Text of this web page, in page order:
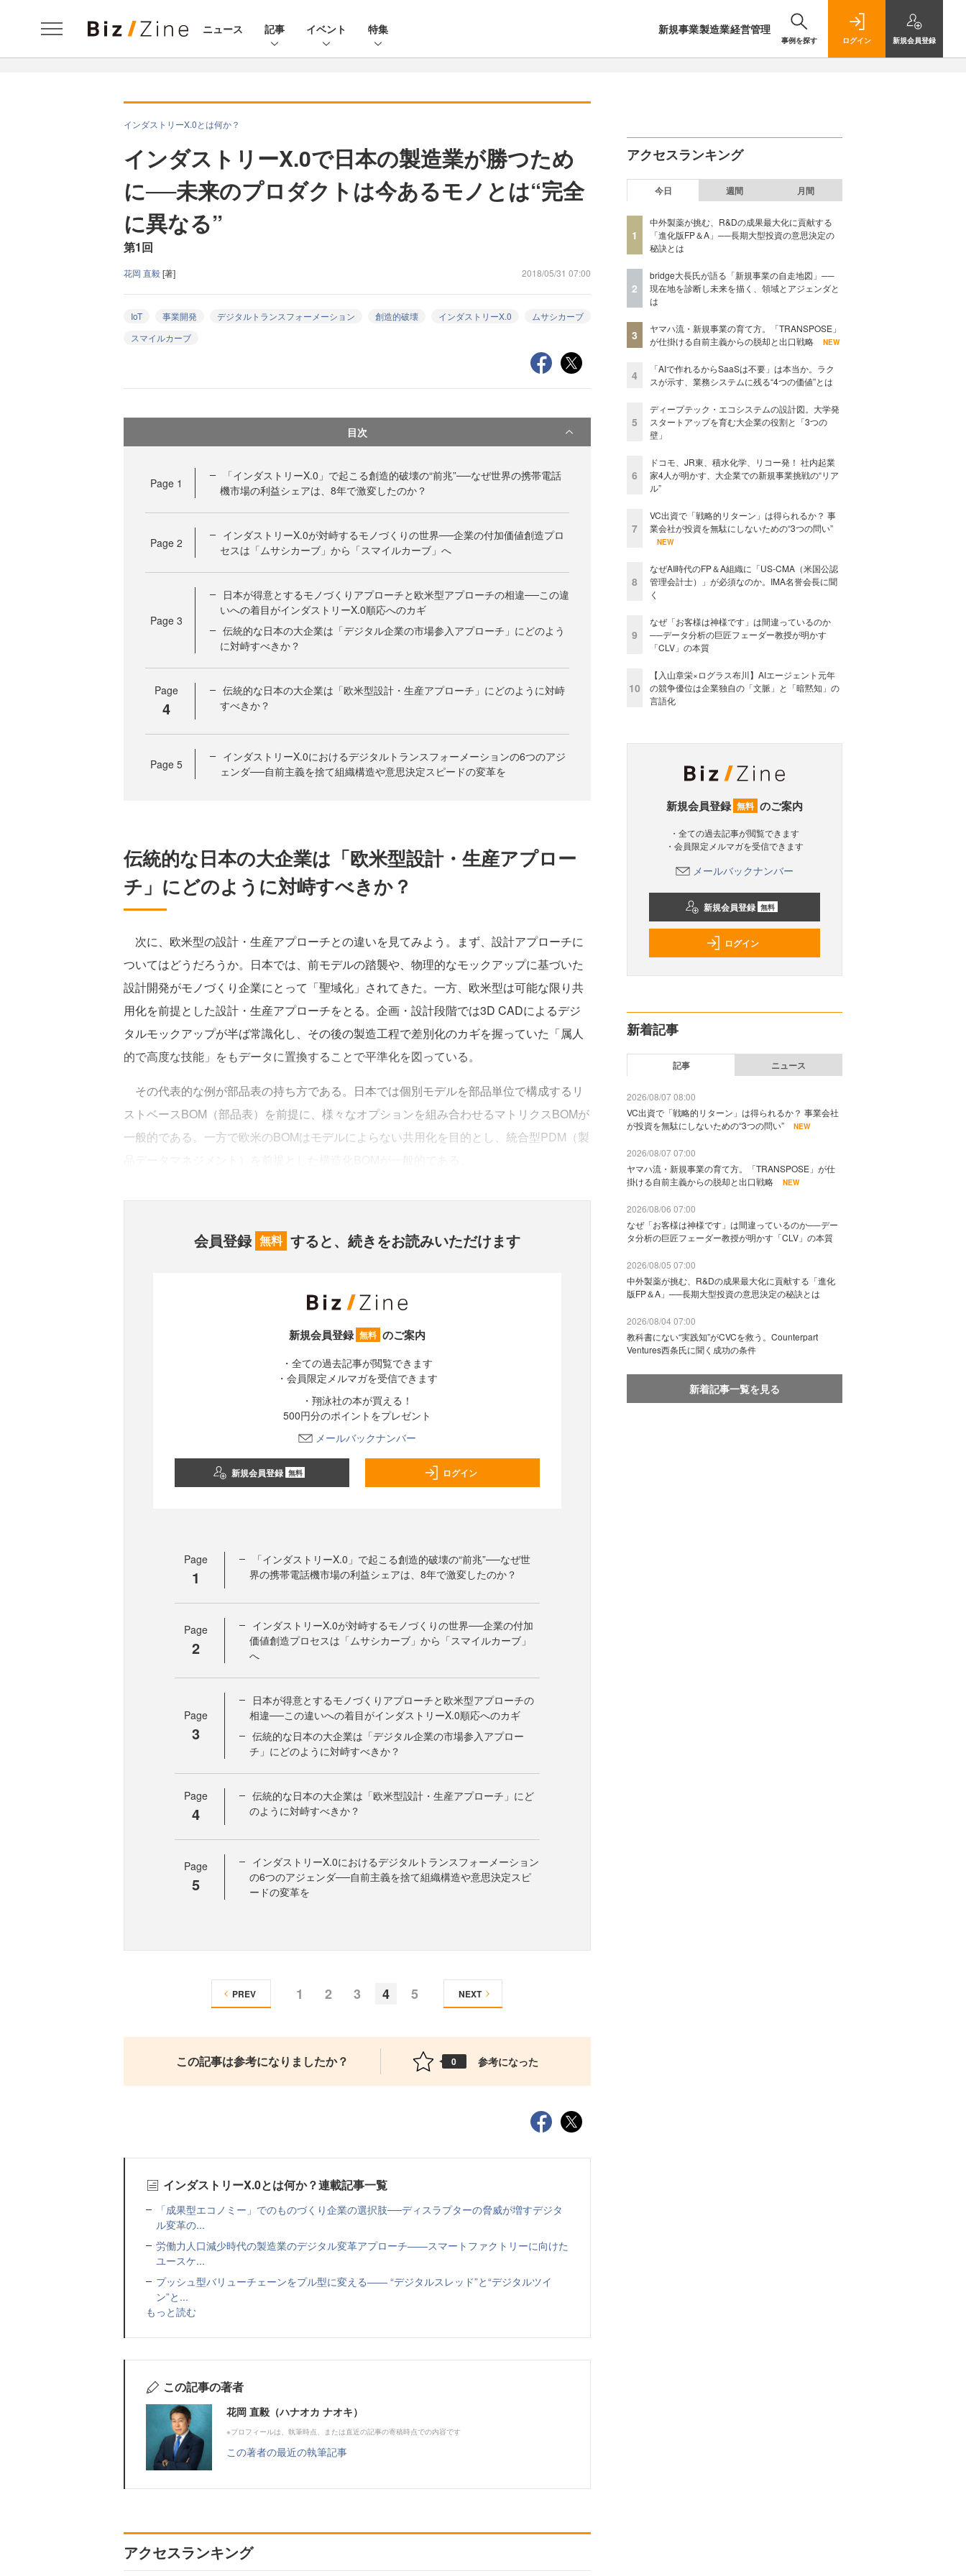
ニュース 記事 イベント 特集 新規事業製造業経営管理
事例を探す ログイン 新規会員登録
インダストリーX.0とは何か？
インダストリーX.0で日本の製造業が勝つため
に──未来のプロダクトは今あるモノとは“完全
に異なる”
第1回
花岡 直毅[著] 2018/05/31 07:00
IoT 事業開発 デジタルトランスフォーメーション 創造的破壊 インダストリーX.0
ムサシカーブ
スマイルカーブ
目次
Page 1
「インダストリーX.0」で起こる創造的破壊の“前兆”──なぜ世界の携帯電話
機市場の利益シェアは、8年で激変したのか？
Page 2
インダストリーX.0が対峙するモノづくりの世界──企業の付加価値創造プロ
セスは「ムサシカーブ」から「スマイルカーブ」へ
Page 3
日本が得意とするモノづくりアプローチと欧米型アプローチの相違──この違
いへの着目がインダストリーX.0順応へのカギ
伝統的な日本の大企業は「デジタル企業の市場参入アプローチ」にどのよう
に対峙すべきか？
Page
4
伝統的な日本の大企業は「欧米型設計・生産アプローチ」にどのように対峙
すべきか？
Page 5
インダストリーX.0におけるデジタルトランスフォーメーションの6つのアジ
ェンダ──自前主義を捨て組織構造や意思決定スピードの変革を
伝統的な日本の大企業は「欧米型設計・生産アプロー
チ」にどのように対峙すべきか？
次に、欧米型の設計・生産アプローチとの違いを見てみよう。まず、設計アプローチに
ついてはどうだろうか。日本では、前モデルの踏襲や、物理的なモックアップに基づいた
設計開発がモノづくり企業にとって「聖域化」されてきた。一方、欧米型は可能な限り共
用化を前提とした設計・生産アプローチをとる。企画・設計段階では3D CADによるデジ
タルモックアップが半ば常識化し、その後の製造工程で差別化のカギを握っていた「属人
的で高度な技能」をもデータに置換することで平準化を図っている。
その代表的な例が部品表の持ち方である。日本では個別モデルを部品単位で構成するリ
ストベースBOM（部品表）を前提に、様々なオプションを組み合わせるマトリクスBOMが
一般的である。一方で欧米のBOMはモデルによらない共用化を目的とし、統合型PDM（製
会員登録 無料 すると、続きをお読みいただけます
新規会員登録 無料 のご案内
・全ての過去記事が閲覧できます
・会員限定メルマガを受信できます
・翔泳社の本が買える！
500円分のポイントをプレゼント
メールバックナンバー
新規会員登録 無料 ログイン
Page
1
「インダストリーX.0」で起こる創造的破壊の“前兆”──なぜ世
界の携帯電話機市場の利益シェアは、8年で激変したのか？
Page
2
インダストリーX.0が対峙するモノづくりの世界──企業の付加
価値創造プロセスは「ムサシカーブ」から「スマイルカーブ」
へ
Page
3
日本が得意とするモノづくりアプローチと欧米型アプローチの
相違──この違いへの着目がインダストリーX.0順応へのカギ
伝統的な日本の大企業は「デジタル企業の市場参入アプロー
チ」にどのように対峙すべきか？
Page
4
伝統的な日本の大企業は「欧米型設計・生産アプローチ」にど
のように対峙すべきか？
Page
5
インダストリーX.0におけるデジタルトランスフォーメーション
の6つのアジェンダ──自前主義を捨て組織構造や意思決定スピ
ードの変革を
1 2 3 4 5
PREV NEXT
この記事は参考になりましたか？ 0 参考になった
インダストリーX.0とは何か？連載記事一覧
「成果型エコノミー」でのものづくり企業の選択肢──ディスラプターの脅威が増すデジタ
ル変革の...
労働力人口減少時代の製造業のデジタル変革アプローチ――スマートファクトリーに向けた
ユースケ...
プッシュ型バリューチェーンをプル型に変える―― “デジタルスレッド”と“デジタルツイ
ン”と...
もっと読む
この記事の著者
花岡 直毅（ハナオカ ナオキ）
※プロフィールは、執筆時点、または直近の記事の寄稿時点での内容です
この著者の最近の執筆記事
アクセスランキング
アクセスランキング
今日 週間 月間
1
中外製薬が挑む、R&Dの成果最大化に貢献する
「進化版FP＆A」──長期大型投資の意思決定の
秘訣とは
2
bridge大長氏が語る「新規事業の自走地図」──
現在地を診断し未来を描く、領域とアジェンダと
は
3
ヤマハ流・新規事業の育て方。「TRANSPOSE」
が仕掛ける自前主義からの脱却と出口戦略
NEW
4
「AIで作れるからSaaSは不要」は本当か。ラク
スが示す、業務システムに残る“4つの価値”とは
5
ディープテック・エコシステムの設計図。大学発
スタートアップを育む大企業の役割と「3つの
壁」
6
ドコモ、JR東、積水化学、リコー発！ 社内起業
家4人が明かす、大企業での新規事業挑戦の“リア
ル”
7
VC出資で「戦略的リターン」は得られるか？ 事
業会社が投資を無駄にしないための“3つの問い”
NEW
8
なぜAI時代のFP＆A組織に「US-CMA（米国公認
管理会計士）」が必須なのか。IMA名誉会長に聞
く
9
なぜ「お客様は神様です」は間違っているのか
──データ分析の巨匠フェーダー教授が明かす
「CLV」の本質
10
【入山章栄×ログラス布川】AIエージェント元年
の競争優位は企業独自の「文脈」と「暗黙知」の
言語化
新規会員登録 無料 のご案内
・全ての過去記事が閲覧できます
・会員限定メルマガを受信できます
メールバックナンバー
新規会員登録 無料
ログイン
新着記事
記事 ニュース
2026/08/07 08:00
VC出資で「戦略的リターン」は得られるか？ 事業会社
が投資を無駄にしないための“3つの問い”
NEW
2026/08/07 07:00
ヤマハ流・新規事業の育て方。「TRANSPOSE」が仕
掛ける自前主義からの脱却と出口戦略
NEW
2026/08/06 07:00
なぜ「お客様は神様です」は間違っているのか──デー
タ分析の巨匠フェーダー教授が明かす「CLV」の本質
2026/08/05 07:00
中外製薬が挑む、R&Dの成果最大化に貢献する「進化
版FP＆A」──長期大型投資の意思決定の秘訣とは
2026/08/04 07:00
教科書にない“実践知”がCVCを救う。Counterpart
Ventures西条氏に聞く成功の条件
新着記事一覧を見る